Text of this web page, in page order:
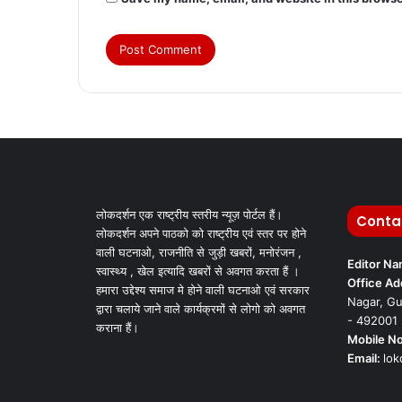
लोकदर्शन एक राष्ट्रीय स्तरीय न्यूज़ पोर्टल हैं।
लोकदर्शन अपने पाठको को राष्ट्रीय एवं स्तर पर होने
वाली घटनाओ, राजनीति से जुड़ी खबरों, मनोरंजन ,
स्वास्थ्य , खेल इत्यादि खबरों से अवगत करता हैं ।
हमारा उद्देश्य समाज मे होने वाली घटनाओ एवं सरकार
द्वारा चलाये जाने वाले कार्यक्रमों से लोगो को अवगत
कराना हैं।
Editor
Office
Nagar,
- 492001
Mobile
Email: